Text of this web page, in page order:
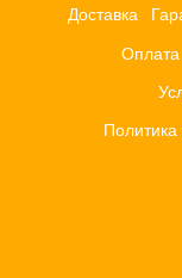
Доставка
Оплата